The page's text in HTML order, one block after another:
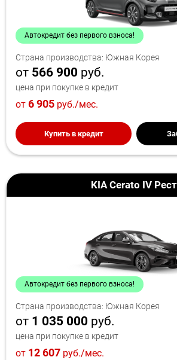
Автокредит без первого взноса!
Страна производства: Южная Корея
от 566 900 руб.
цена при покупке в кредит
от 6 905 руб./мес.
Купить в кредит
KIA Cerato IV Рест
Автокредит без первого взноса!
Страна производства: Южная Корея
от 1 035 000 руб.
цена при покупке в кредит
от 12 607 руб./мес.